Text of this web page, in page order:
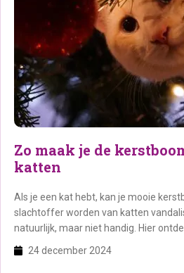
Zo maak je de
katten
Als je een kat hebt, kan je mooie
slachtoffer worden van katten
natuurlijk, maar niet handig. Hier
dat je kerstboom, de versiering én je
doorkomen. Slimme tips voor een kat-
24 december 2024